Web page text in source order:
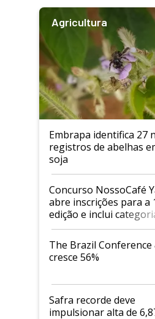
Agricultura
Embrapa identifica 27
registros de abelhas
soja
Concurso NossoCafé
abre inscrições para a
edição e inclui
cafés Canephora
The Brazil Conference
cresce 56%
Safra recorde deve
impulsionar alta de